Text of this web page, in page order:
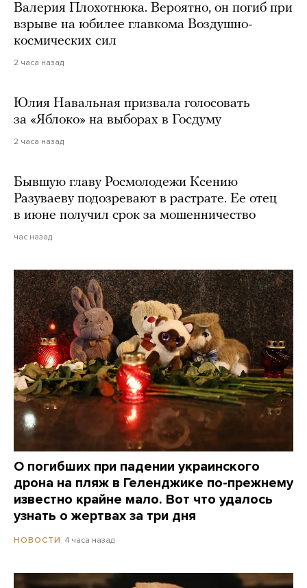
Валерия Плохотнюка. Вероятно, он погиб при
взрыве на юбилее главкома Воздушно-
космических сил
2 часа назад
Юлия Навальная призвала голосовать
за «Яблоко» на выборах в Госдуму
2 часа назад
Бывшую главу Росмолодежи Ксению
Разуваеву подозревают в растрате. Ее отец
в июне получил срок за мошенничество
час назад
О погибших при падении украинского
дрона на пляж в Геленджике по-прежнему
известно крайне мало. Вот что удалось
узнать о жертвах за три дня
НОВОСТИ 4 часа назад